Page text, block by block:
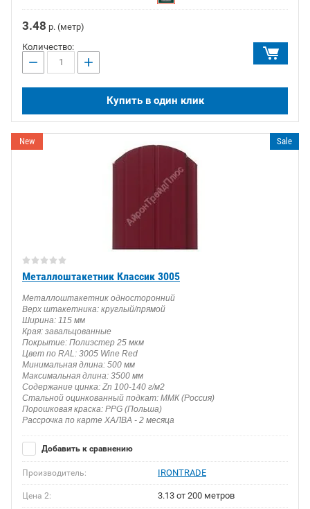
3.48 р. (метр)
Количество:
− +
Купить в один клик
New Sale
Металлоштакетник Классик 3005
Металлоштакетник односторонний
Верх штакетника: круглый/прямой
Ширина: 115 мм
Края: завальцованные
Покрытие: Полиэстер 25 мкм
Цвет по RAL: 3005 Wine Red
Минимальная длина: 500 мм
Максимальная длина: 3500 мм
Содержание цинка: Zn 100-140 г/м2
Стальной оцинкованный подкат: ММК (Россия)
Порошковая краска: PPG (Польша)
Рассрочка по карте ХАЛВА - 2 месяца
Добавить к сравнению
Производитель: IRONTRADE
Цена 2: 3.13 от 200 метров